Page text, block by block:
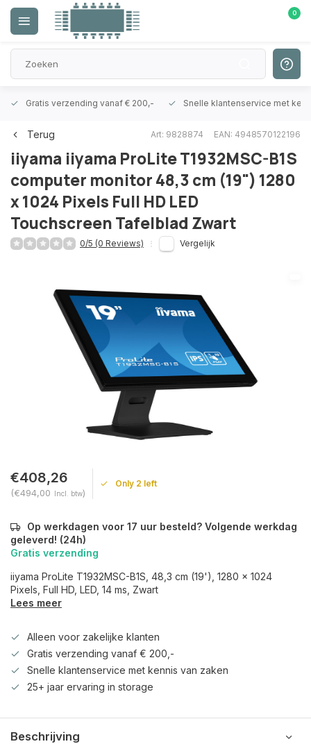
0
Gratis verzending vanaf € 200,- Snelle klantenservice met
Terug Art: 9828874 EAN: 4948570122196
iiyama iiyama ProLite T1932MSC-B1S
computer monitor 48,3 cm (19") 1280
x 1024 Pixels Full HD LED
Touchscreen Tafelblad Zwart
0/5 (0 Reviews) Vergelijk
€408,26
(€494,00 Incl. btw)
Only 2 left
Op werkdagen voor 17 uur besteld? Volgende werkdag
geleverd! (24h)
Gratis verzending
iiyama ProLite T1932MSC-B1S, 48,3 cm (19'), 1280 x 1024
Pixels, Full HD, LED, 14 ms, Zwart
Lees meer
Alleen voor zakelijke klanten
Gratis verzending vanaf € 200,-
Snelle klantenservice met kennis van zaken
25+ jaar ervaring in storage
Beschrijving